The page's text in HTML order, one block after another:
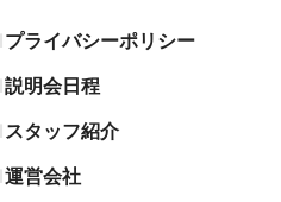
プライバシーポリシー
説明会日程
スタッフ紹介
運営会社